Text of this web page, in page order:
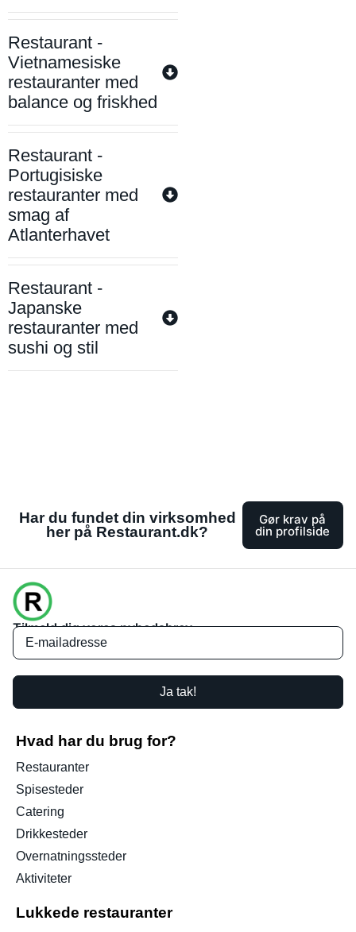
Restaurant -
Vietnamesiske
restauranter med
balance og friskhed
Restaurant -
Portugisiske
restauranter med
smag af
Atlanterhavet
Restaurant -
Japanske
restauranter med
sushi og stil
Har du fundet din virksomhed
her på Restaurant.dk?
Gør krav på
din profilside
Tilmeld dig vores nyhedsbrev
Ja tak!
Hvad har du brug for?
Restauranter
Spisesteder
Catering
Drikkesteder
Overnatningssteder
Aktiviteter
Lukkede restauranter